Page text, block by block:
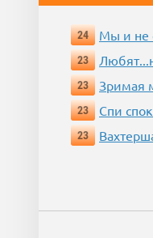
24 Мы и не
23
23
Зримая
23
Спи
23